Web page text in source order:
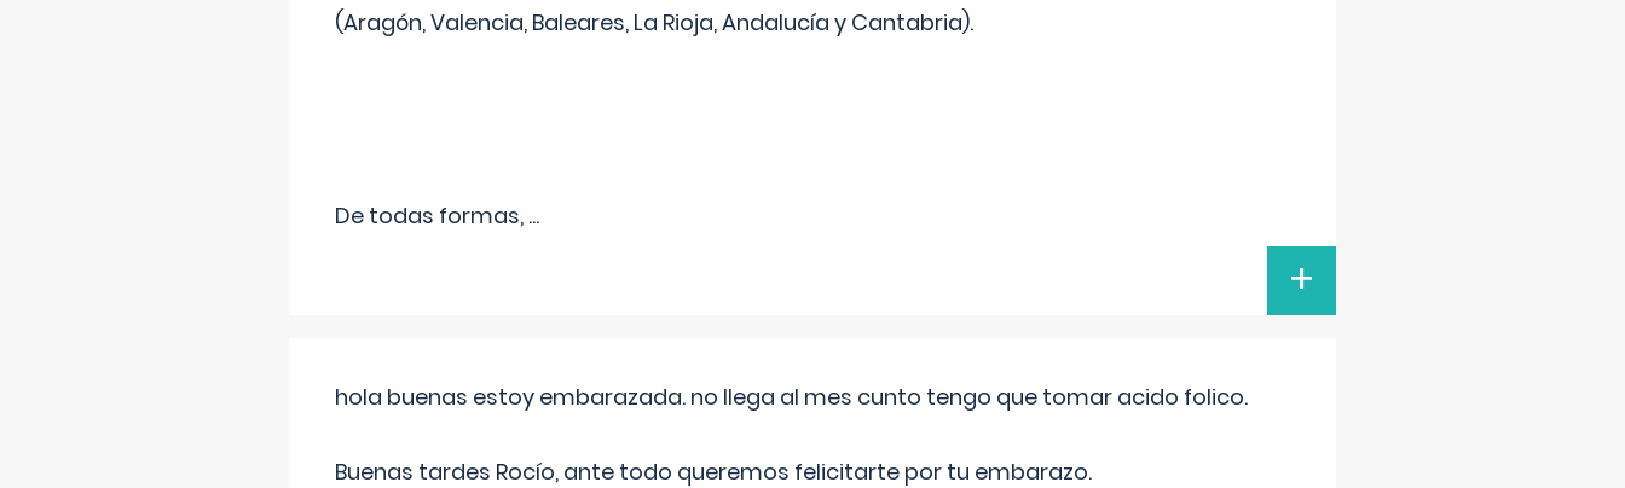
(Aragón, Valencia, Baleares, La Rioja, Andalucía y Cantabria).
De todas formas, ...
+
hola buenas estoy embarazada. no llega al mes cunto tengo que tomar acido folico.
Buenas tardes Rocío, ante todo queremos felicitarte por tu embarazo.